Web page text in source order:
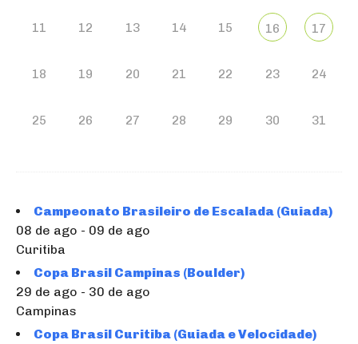
11 12 13 14 15 16 17
18 19 20 21 22 23 24
25 26 27 28 29 30 31
Campeonato Brasileiro de Escalada (Guiada)
08 de ago - 09 de ago
Curitiba
Copa Brasil Campinas (Boulder)
29 de ago - 30 de ago
Campinas
Copa Brasil Curitiba (Guiada e Velocidade)